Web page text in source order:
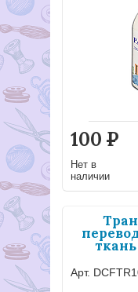
100 Р
Нет в
наличии
Арт.